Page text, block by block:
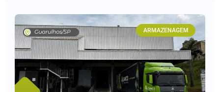
ARMAZENAGEM